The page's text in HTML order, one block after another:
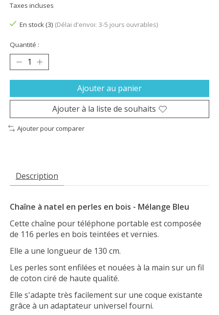
Taxes incluses
En stock (3) (Délai d'envoi: 3-5 jours ouvrables)
Quantité :
Ajouter au panier
Ajouter à la liste de souhaits
Ajouter pour comparer
Description
Chaîne à natel en perles en bois - Mélange Bleu
Cette chaîne pour téléphone portable est composée
de 116 perles en bois teintées et vernies.
Elle a une longueur de 130 cm.
Les perles sont enfilées et nouées à la main sur un fil
de coton ciré de haute qualité.
Elle s'adapte très facilement sur une coque existante
grâce à un adaptateur universel fourni.